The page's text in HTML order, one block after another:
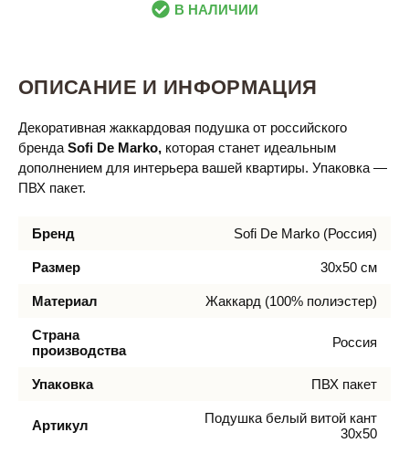
В НАЛИЧИИ
ОПИСАНИЕ И ИНФОРМАЦИЯ
Декоративная жаккардовая подушка от российского
бренда Sofi De Marko, которая станет идеальным
дополнением для интерьера вашей квартиры. Упаковка —
ПВХ пакет.
Бренд Sofi De Marko (Россия)
Размер 30х50 см
Материал Жаккард (100% полиэстер)
Страна
производства
Россия
Упаковка ПВХ пакет
Артикул
Подушка белый витой кант
30х50